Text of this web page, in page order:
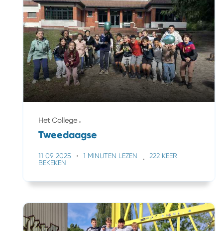
Het College
Tweedaagse
11 09 2025 1 MINUTEN LEZEN
222 KEER
BEKEKEN